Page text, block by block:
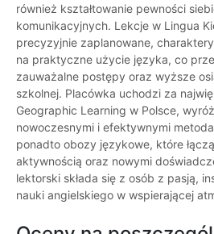
również kształtowanie pewności
komunikacyjnych. Lekcje w Lingua
precyzyjnie zaplanowane,
na praktyczne użycie języka, co
zauważalne postępy oraz wyższe
szkolnej. Placówka uchodzi za
Geographic Learning w Polsce,
nowoczesnymi i efektywnymi
ponadto obozy językowe, które
aktywnością oraz nowymi
lektorski składa się z osób z pasją,
nauki angielskiego w wspierającej